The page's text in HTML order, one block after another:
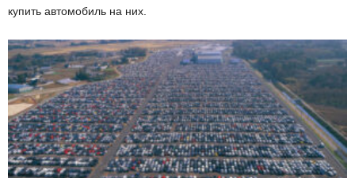
купить автомобиль на них.